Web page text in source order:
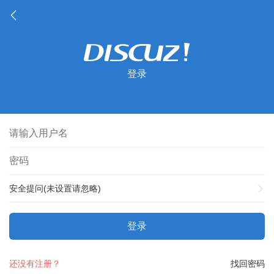
登录
安全提问(未设置请忽略)
登录
找回密码
还没有注册？